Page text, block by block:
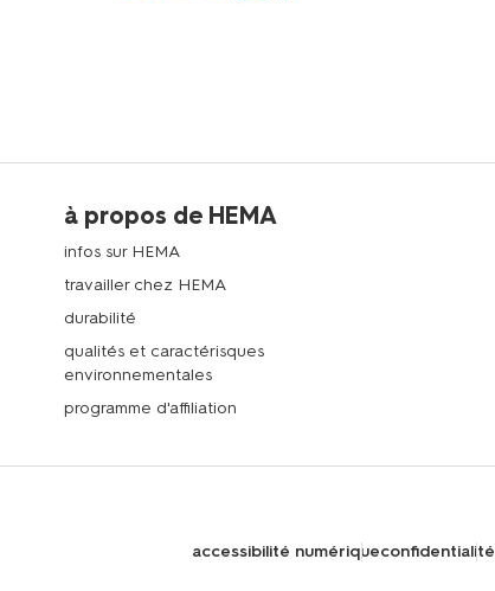
à propos de HEMA
infos sur HEMA
travailler chez HEMA
durabilité
qualités et caractérisques
environnementales
programme d'affiliation
accessibilité numériqueconfidentialité